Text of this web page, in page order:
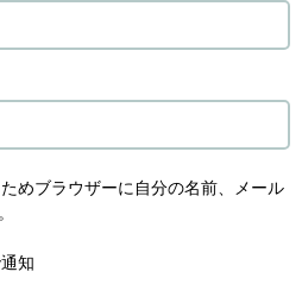
めブラウザーに自分の名前、メール
知